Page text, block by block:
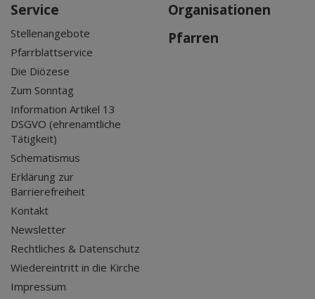
Service
Stellenangebote
Pfarrblattservice
Die Diözese
Zum Sonntag
Information Artikel 13
DSGVO (ehrenamtliche
Tätigkeit)
Schematismus
Erklärung zur
Barrierefreiheit
Kontakt
Newsletter
Rechtliches & Datenschutz
Wiedereintritt in die Kirche
Impressum
Organisationen
Pfarren